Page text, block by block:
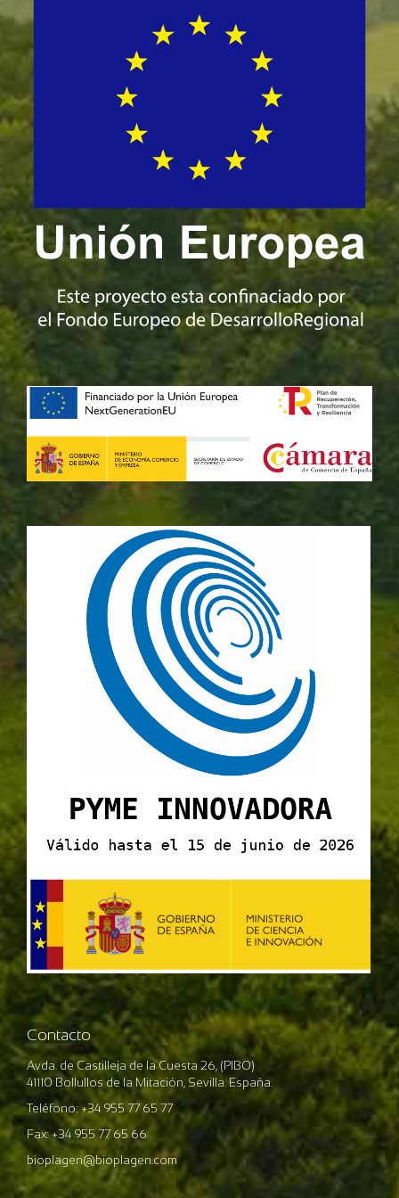
Contacto
Avda. de Castilleja de la Cuesta 26, (PIBO)
41110 Bollullos de la Mitación, Sevilla. España.
Teléfono: +34 955 77 65 77
Fax: +34 955 77 65 66
bioplagen@bioplagen.com